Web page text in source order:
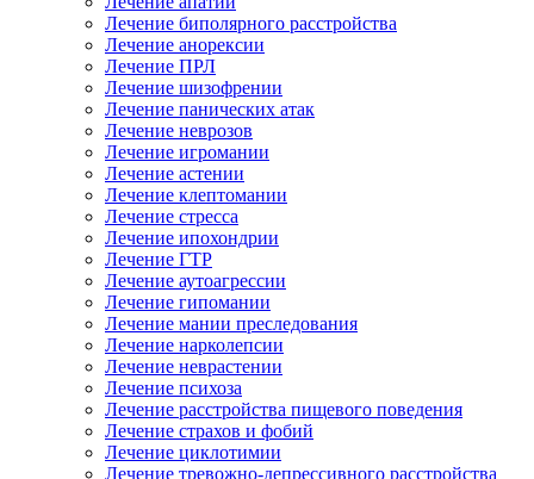
Лечение биполярного расстройства
Лечение анорексии
Лечение ПРЛ
Лечение шизофрении
Лечение панических атак
Лечение неврозов
Лечение игромании
Лечение астении
Лечение клептомании
Лечение стресса
Лечение ипохондрии
Лечение ГТР
Лечение аутоагрессии
Лечение гипомании
Лечение мании преследования
Лечение нарколепсии
Лечение неврастении
Лечение психоза
Лечение расстройства пищевого поведения
Лечение страхов и фобий
Лечение циклотимии
Лечение тревожно-депрессивного расстройства